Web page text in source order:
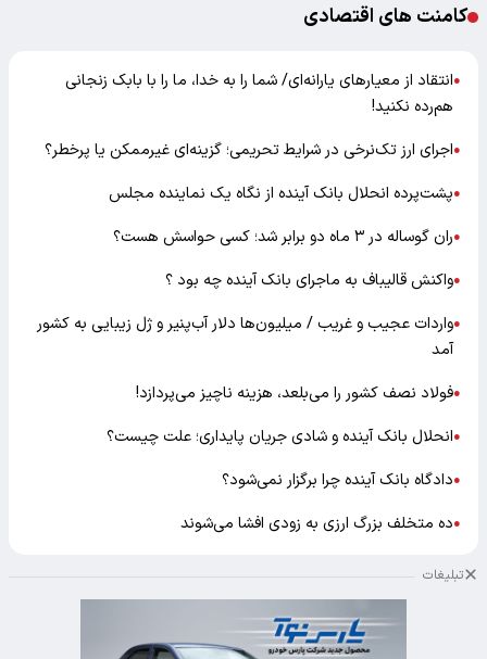
کامنت های اقتصادی
●انتقاد از معیارهای یارانه‌ای/ شما را به خدا، ما را با بابک زنجانی
هم‌رده نکنید!
●اجرای ارز تک‌نرخی در شرایط تحریمی؛ گزینه‌ای غیرممکن یا پرخطر؟
●پشت‌پرده انحلال بانک آینده از نگاه یک نماینده مجلس
●ران گوساله در ۳ ماه دو برابر شد؛ کسی حواسش هست؟
●واکنش قالیباف به ماجرای بانک آینده چه بود ؟
●واردات عجیب و غریب / میلیون‌ها دلار آب‌پنیر و ژل زیبایی به کشور
آمد
●فولاد نصف کشور را می‌بلعد، هزینه ناچیز می‌پردازد!
●انحلال بانک آینده و شادی جریان پایداری؛ علت چیست؟
●دادگاه بانک آینده چرا برگزار نمی‌شود؟
●ده متخلف بزرگ ارزی به زودی افشا می‌شوند
تبلیغات